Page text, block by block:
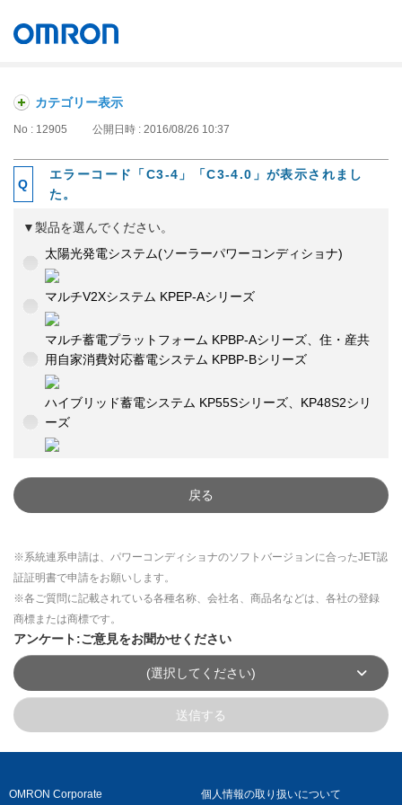
カテゴリー表示
No : 12905 公開日時 : 2016/08/26 10:37
エラーコード「C3-4」「C3-4.0」が表示されまし
た。
▼製品を選んでください。
太陽光発電システム(ソーラーパワーコンディショナ)
マルチV2Xシステム KPEP-Aシリーズ
マルチ蓄電プラットフォーム KPBP-Aシリーズ、住・産共
用自家消費対応蓄電システム KPBP-Bシリーズ
ハイブリッド蓄電システム KP55Sシリーズ、KP48S2シリ
ーズ
戻る
※系統連系申請は、パワーコンディショナのソフトバージョンに合ったJET認
証証明書で申請をお願いします。
※各ご質問に記載されている各種名称、会社名、商品名などは、各社の登録
商標または商標です。
アンケート:ご意見をお聞かせください
(選択してください)
送信する
OMRON Corporate 個人情報の取り扱いについて